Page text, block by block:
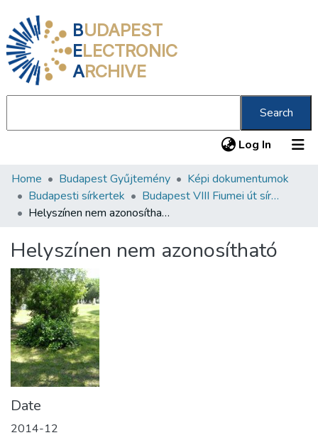
BUDAPEST
ELECTRONIC
ARCHIVE
Search
Log In (current)
Communities & Collections
All of DSpace
About us
Home Budapest Gyűjtemény
Képi dokumentumok
Budapesti sírkertek
Budapest VIII Fiumei út sírkert 1. rész
Helyszínen nem azonosítható
Helyszínen nem azonosítható
Date
2014-12